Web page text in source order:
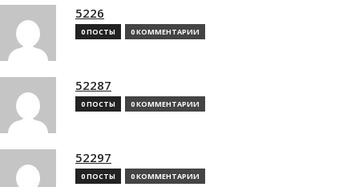
5226
0 ПОСТЫ 0 КОММЕНТАРИИ
52287
0 ПОСТЫ 0 КОММЕНТАРИИ
52297
0 ПОСТЫ 0 КОММЕНТАРИИ